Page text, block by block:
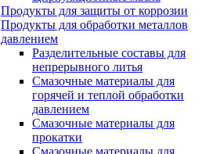
Продукты для защиты от коррозии
Продукты для обработки металлов
давлением
Разделительные составы для
непрерывного литья
Смазочные материалы для
горячей и теплой обработки
давлением
Смазочные материалы для
прокатки
Смазочные материалы для